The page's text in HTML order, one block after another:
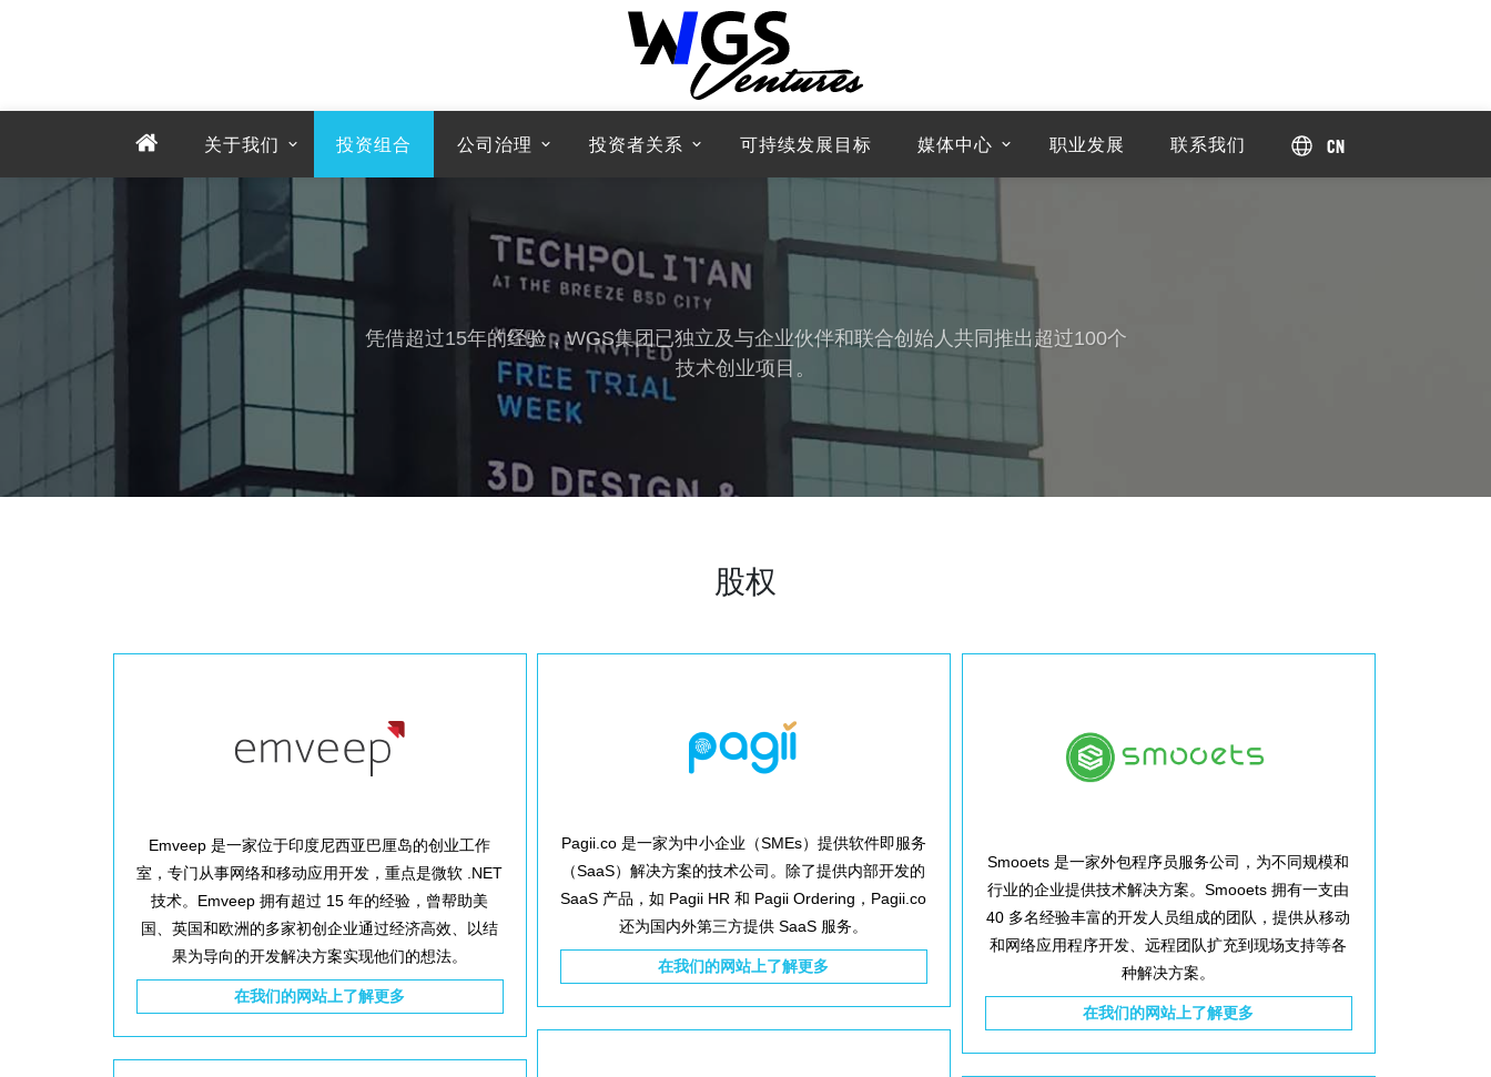
关于我们 投资组合 公司治理 投资者关系 可持续发展目标 媒体中心 职业发展 联系我们 CN
凭借超过15年的经验，WGS集团已独立及与企业伙伴和联合创始人共同推出超过100个
技术创业项目。
股权
Emveep 是一家位于印度尼西亚巴厘岛的创业工作
室，专门从事网络和移动应用开发，重点是微软 .NET
技术。Emveep 拥有超过 15 年的经验，曾帮助美
国、英国和欧洲的多家初创企业通过经济高效、以结
果为导向的开发解决方案实现他们的想法。
在我们的网站上了解更多
Pagii.co 是一家为中小企业（SMEs）提供软件即服务
（SaaS）解决方案的技术公司。除了提供内部开发的
SaaS 产品，如 Pagii HR 和 Pagii Ordering，Pagii.co
还为国内外第三方提供 SaaS 服务。
在我们的网站上了解更多
Smooets 是一家外包程序员服务公司，为不同规模和
行业的企业提供技术解决方案。Smooets 拥有一支由
40 多名经验丰富的开发人员组成的团队，提供从移动
和网络应用程序开发、远程团队扩充到现场支持等各
种解决方案。
在我们的网站上了解更多